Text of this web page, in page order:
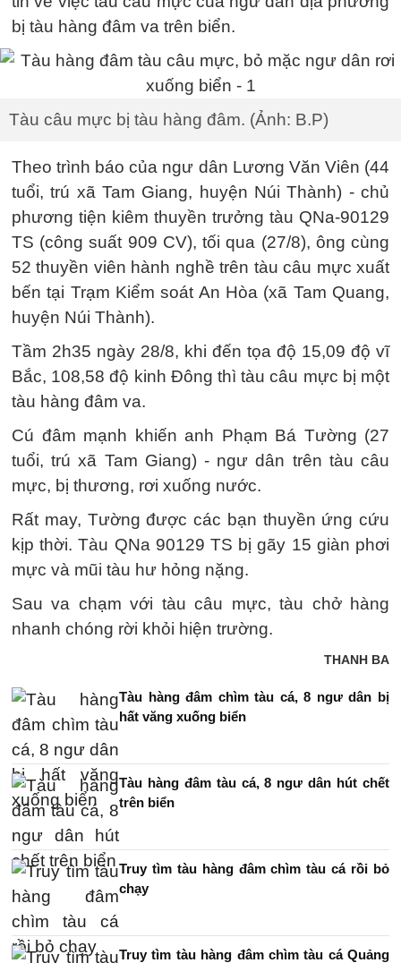
bị tàu hàng đâm va trên biển.
Tàu câu mực bị tàu hàng đâm. (Ảnh: B.P)
Theo trình báo của ngư dân Lương Văn Viên (44
tuổi, trú xã Tam Giang, huyện Núi Thành) - chủ
phương tiện kiêm thuyền trưởng tàu QNa-90129
TS (công suất 909 CV), tối qua (27/8), ông cùng
52 thuyền viên hành nghề trên tàu câu mực xuất
bến tại Trạm Kiểm soát An Hòa (xã Tam Quang,
huyện Núi Thành).
Tầm 2h35 ngày 28/8, khi đến tọa độ 15,09 độ vĩ
Bắc, 108,58 độ kinh Đông thì tàu câu mực bị một
tàu hàng đâm va.
Cú đâm mạnh khiến anh Phạm Bá Tường (27
tuổi, trú xã Tam Giang) - ngư dân trên tàu câu
mực, bị thương, rơi xuống nước.
Rất may, Tường được các bạn thuyền ứng cứu
kịp thời. Tàu QNa 90129 TS bị gãy 15 giàn phơi
mực và mũi tàu hư hỏng nặng.
Sau va chạm với tàu câu mực, tàu chở hàng
nhanh chóng rời khỏi hiện trường.
THANH BA
Tàu hàng đâm chìm tàu cá, 8 ngư dân bị
hất văng xuống biển
Tàu hàng đâm tàu cá, 8 ngư dân hút chết
trên biển
Truy tìm tàu hàng đâm chìm tàu cá rồi bỏ
chạy
Truy tìm tàu hàng đâm chìm tàu cá Quảng